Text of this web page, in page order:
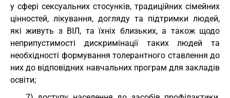
у сфері сексуальних стосунків, традиційних сімейних
цінностей, лікування, догляду та підтримки людей,
які живуть з ВІЛ, та їхніх близьких, а також щодо
неприпустимості дискримінації таких людей та
необхідності формування толерантного ставлення до
них до відповідних навчальних програм для закладів
освіти;